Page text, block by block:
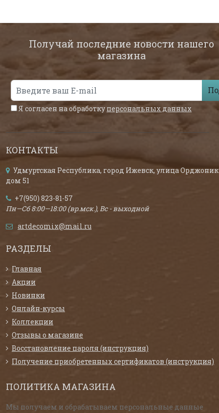
Получай последние новости нашего
магазина
Я согласен на обработку персональных данных
КОНТАКТЫ
Удмуртская Республика, город Ижевск, улица
дом 51
+7(950) 823-81-57
Пн—Сб 8:00—18:00 (вр.мск.), Вс - выходной
artdecomix@mail.ru
РАЗДЕЛЫ
Главная
Акции
Новинки
Онлайн-курсы
Коллекции
Отзывы о магазине
Восстановление пароля (инструкция)
Получение приобретенных сертификатов (инструкция)
ПОЛИТИКА МАГАЗИНА
Мы получаем и обрабатываем персональные данные